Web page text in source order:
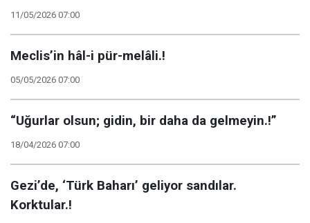
11/05/2026 07:00
Meclis’in hâl-i pür-melâli.!
05/05/2026 07:00
“Uğurlar olsun; gidin, bir daha da gelmeyin.!”
18/04/2026 07:00
Gezi’de, ‘Türk Baharı’ geliyor sandılar.
Korktular.!